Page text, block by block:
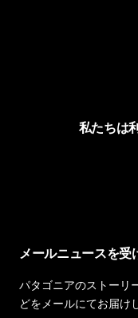
私たちは
メールニュースを受
パタゴニアのストーリ
どをメールにてお届け